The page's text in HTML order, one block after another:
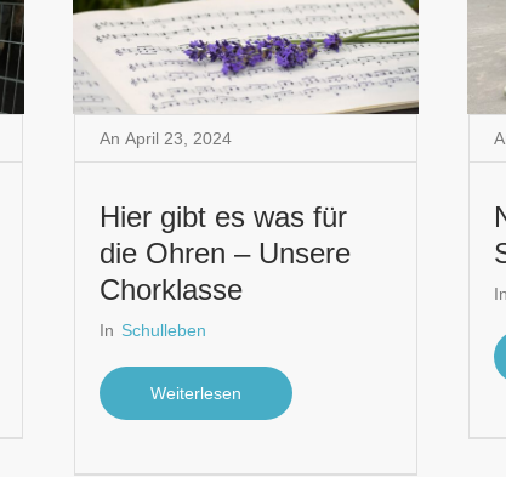
An April 23 2024
Hier gibt es was für
die Ohren – Unsere
Chorklasse
In Schulleben
Weiterlesen
In